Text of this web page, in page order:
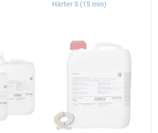
Härter S (15 min)